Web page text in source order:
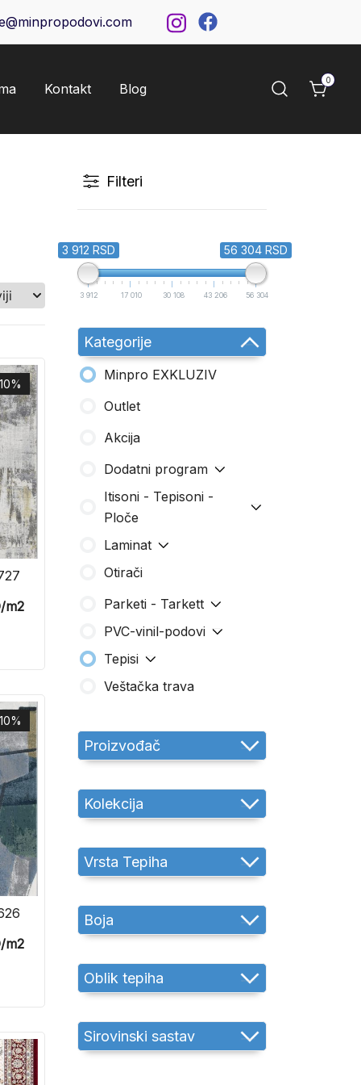
Kontakt Blog
0
/m2
/m2
Filteri
3 912 RSD 56 304 RSD
3 912 17 010 30 108 43 206 56 304
Kategorije
Minpro EXKLUZIV
Outlet
Akcija
Dodatni program
Itisoni - Tepisoni -
Ploče
Laminat
Otirači
Parketi - Tarkett
PVC-vinil-podovi
Tepisi
Veštačka trava
Proizvođač
Kolekcija
Vrsta Tepiha
Boja
Oblik tepiha
Sirovinski sastav